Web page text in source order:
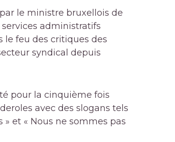
le ministre bruxellois de
administratifs
le feu des critiques des
syndical depuis
pour la cinquième fois
avec des slogans tels
et « Nous ne sommes pas